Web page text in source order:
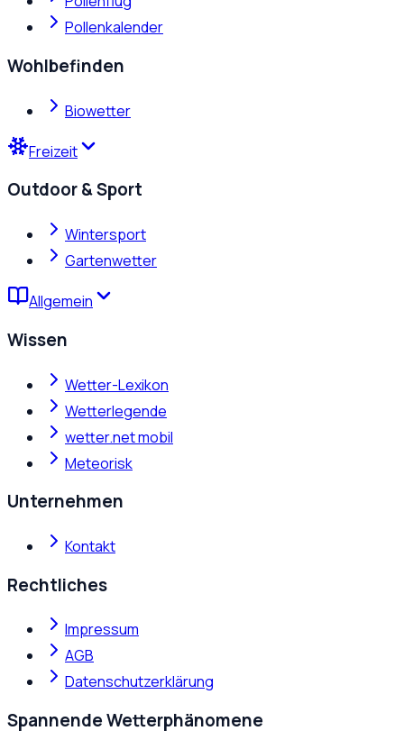
Pollenkalender
Wohlbefinden
Biowetter
Freizeit
Outdoor & Sport
Wintersport
Gartenwetter
Allgemein
Wissen
Wetter-Lexikon
Wetterlegende
wetter.net mobil
Meteorisk
Unternehmen
Kontakt
Rechtliches
Impressum
AGB
Datenschutzerklärung
Spannende Wetterphänomene